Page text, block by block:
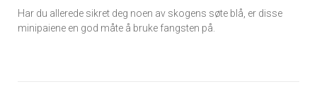
Har du allerede sikret deg noen av skogens søte blå, er disse
minipaiene en god måte å bruke fangsten på.